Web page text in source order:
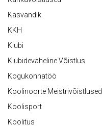
Kasvandik
KKH
Klubi
Klubidevaheline Võistlus
Kogukonnatöö
Koolinoorte Meistrivõistlused
Koolisport
Koolitus